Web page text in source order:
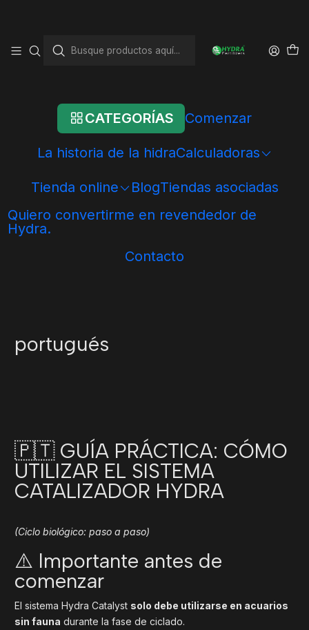
CATEGORÍAS Comenzar
La historia de la hidraCalculadoras
Tienda online BlogTiendas asociadas
Quiero convertirme en revendedor de
Hydra.
Contacto
Catalizador
GUÍA PRÁCTICA: CÓMO UTILIZAR
EL SISTEMA CATALIZADOR
HYDRA - Portugués
GUÍA COMPLETA — SISTEMA
CATALIZADOR HYDRA - Español
GUÍA COMPLETA — SISTEMA
CATALIZADOR HYDRA - Inglés
portugués
🇵🇹 GUÍA PRÁCTICA: CÓMO
UTILIZAR EL SISTEMA
CATALIZADOR HYDRA
(Ciclo biológico: paso a paso)
⚠️ Importante antes de
comenzar
El sistema Hydra Catalyst solo debe utilizarse en acuarios
sin fauna durante la fase de ciclado.